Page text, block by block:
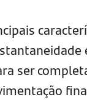
ser